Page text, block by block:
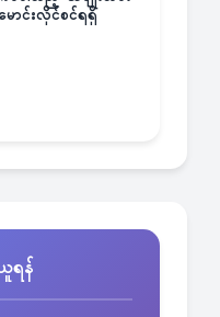
ာင်းလိုင်စင်ရရှိ
ရန်